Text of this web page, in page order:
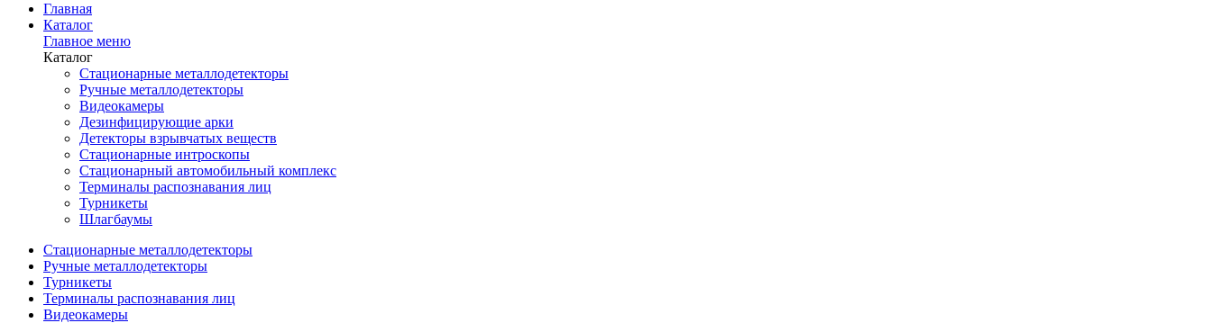
Главная
Каталог
Главное меню
Каталог
Стационарные металлодетекторы
Ручные металлодетекторы
Видеокамеры
Дезинфицирующие арки
Детекторы взрывчатых веществ
Стационарные интроскопы
Стационарный автомобильный комплекс
Терминалы распознавания лиц
Турникеты
Шлагбаумы
Стационарные металлодетекторы
Ручные металлодетекторы
Турникеты
Терминалы распознавания лиц
Видеокамеры